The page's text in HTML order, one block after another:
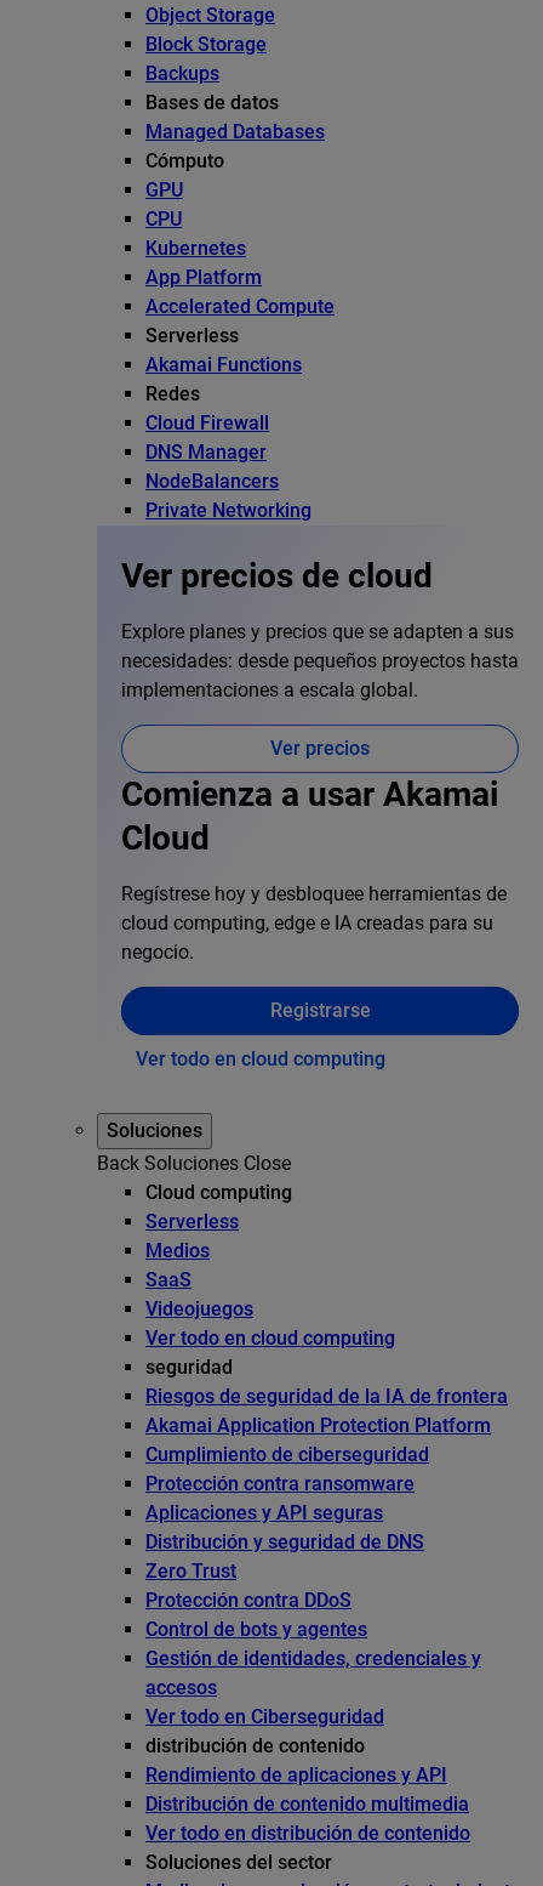
Object Storage
Block Storage
Backups
Bases de datos
Managed Databases
Cómputo
GPU
CPU
Kubernetes
App Platform
Accelerated Compute
Serverless
Akamai Functions
Redes
Cloud Firewall
DNS Manager
NodeBalancers
Private Networking
Ver precios de cloud
Explore planes y precios que se adapten a sus
necesidades: desde pequeños proyectos hasta
implementaciones a escala global.
Ver precios
Comienza a usar Akamai
Cloud
Regístrese hoy y desbloquee herramientas de
cloud computing, edge e IA creadas para su
negocio.
Registrarse
Ver todo en cloud computing
Soluciones
Back Soluciones Close
Cloud computing
Serverless
Medios
SaaS
Videojuegos
Ver todo en cloud computing
seguridad
Riesgos de seguridad de la IA de frontera
Akamai Application Protection Platform
Cumplimiento de ciberseguridad
Protección contra ransomware
Aplicaciones y API seguras
Distribución y seguridad de DNS
Zero Trust
Protección contra DDoS
Control de bots y agentes
Gestión de identidades, credenciales y
accesos
Ver todo en Ciberseguridad
distribución de contenido
Rendimiento de aplicaciones y API
Distribución de contenido multimedia
Ver todo en distribución de contenido
Soluciones del sector